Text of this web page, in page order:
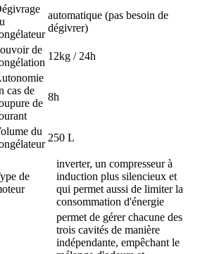
automatique (pas besoin de
dégivrer)
de
12kg / 24h
cas de
de
8h
du
250 L
de
inverter, un compresseur à
induction plus silencieux et
qui permet aussi de limiter la
consommation d'énergie
permet de gérer chacune des
trois cavités de manière
indépendante, empêchant le